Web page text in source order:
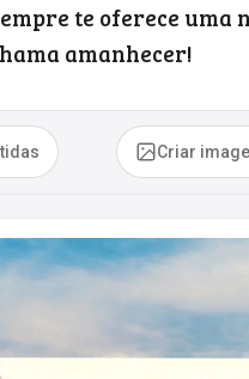
te oferece uma
amanhecer!
Criar